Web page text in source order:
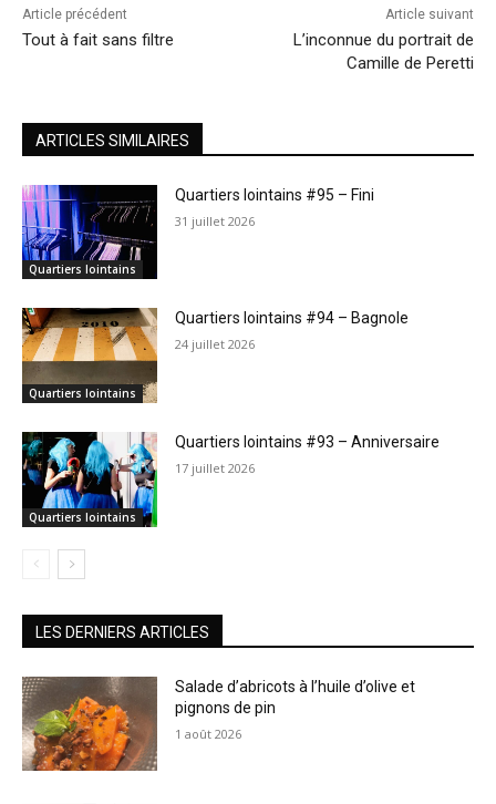
Article précédent
Tout à fait sans filtre
Article suivant
L’inconnue du portrait de
Camille de Peretti
ARTICLES SIMILAIRES
Quartiers lointains
Quartiers lointains #95 – Fini
31 juillet 2026
Quartiers lointains
Quartiers lointains #94 – Bagnole
24 juillet 2026
Quartiers lointains
Quartiers lointains #93 – Anniversaire
17 juillet 2026
LES DERNIERS ARTICLES
Salade d’abricots à l’huile d’olive et
pignons de pin
1 août 2026